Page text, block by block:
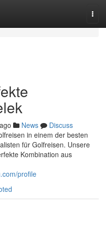
News
Discuss
in einem der besten
für Golfreisen. Unsere
Kombination aus
profile